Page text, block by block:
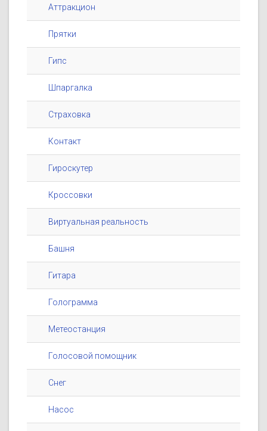
Аттракцион
Прятки
Гипс
Шпаргалка
Страховка
Контакт
Гироскутер
Кроссовки
Виртуальная реальность
Башня
Гитара
Голограмма
Метеостанция
Голосовой помощник
Снег
Насос